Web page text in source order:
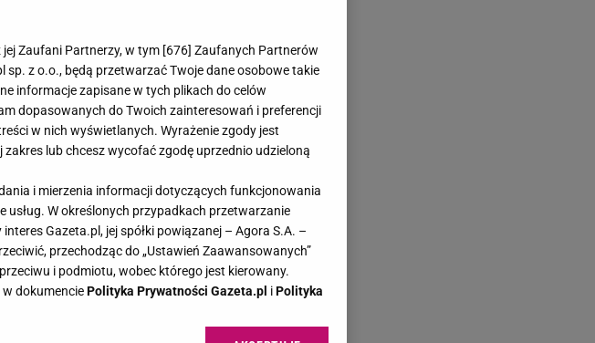
mogla". Za
jej Zaufani Partnerzy, w tym [676] Zaufanych Partnerów
sp. z o.o., będą przetwarzać Twoje dane osobowe takie
informacje zapisane w tych plikach do celów
dopasowanych do Twoich zainteresowań i preferencji
w nich wyświetlanych. Wyrażenie zgody jest
lub chcesz wycofać zgodę uprzednio udzieloną
i mierzenia informacji dotyczących funkcjonowania
usług. W określonych przypadkach przetwarzanie
Gazeta.pl, jej spółki powiązanej – Agora S.A. –
przechodząc do „Ustawień Zaawansowanych”
i podmiotu, wobec którego jest kierowany.
dokumenciePolityka Prywatności Gazeta.pl iPolityka